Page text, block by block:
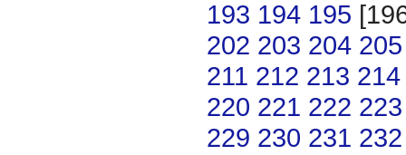
193 194 195
202 203 204 205
211 212 213 214
220 221 222 223
229 230 231 232